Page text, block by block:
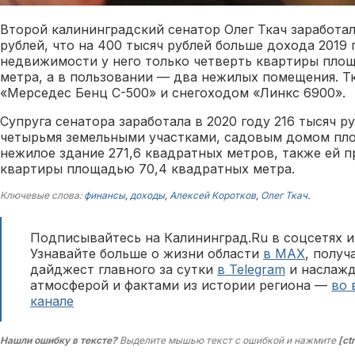
Второй калининградский сенатор Олег Ткач
рублей, что на 400 тысяч рублей больше дохода 2019
недвижимости у него только четверть квартиры
метра, а в пользовании — два нежилых помещения.
«Мерседес Бенц С-500» и снегоходом «Линкс 6900».
Супруга сенатора заработала в 2020 году 216 тысяч
четырьмя земельными участками, садовым домом
нежилое здание 271,6 квадратных метров, также ей
квартиры площадью 70,4 квадратных метра.
Ключевые слова: финансы, доходы, Алексей Коротков, Олег Ткач.
Подписывайтесь на Калининград.Ru в соцсетях
Узнавайте больше о жизни области в MAX,
дайджест главного за сутки в Telegram и
атмосферой и фактами из истории региона — во
канале
Нашли ошибку в тексте?Выделите мышью текст с ошибкой и нажмите